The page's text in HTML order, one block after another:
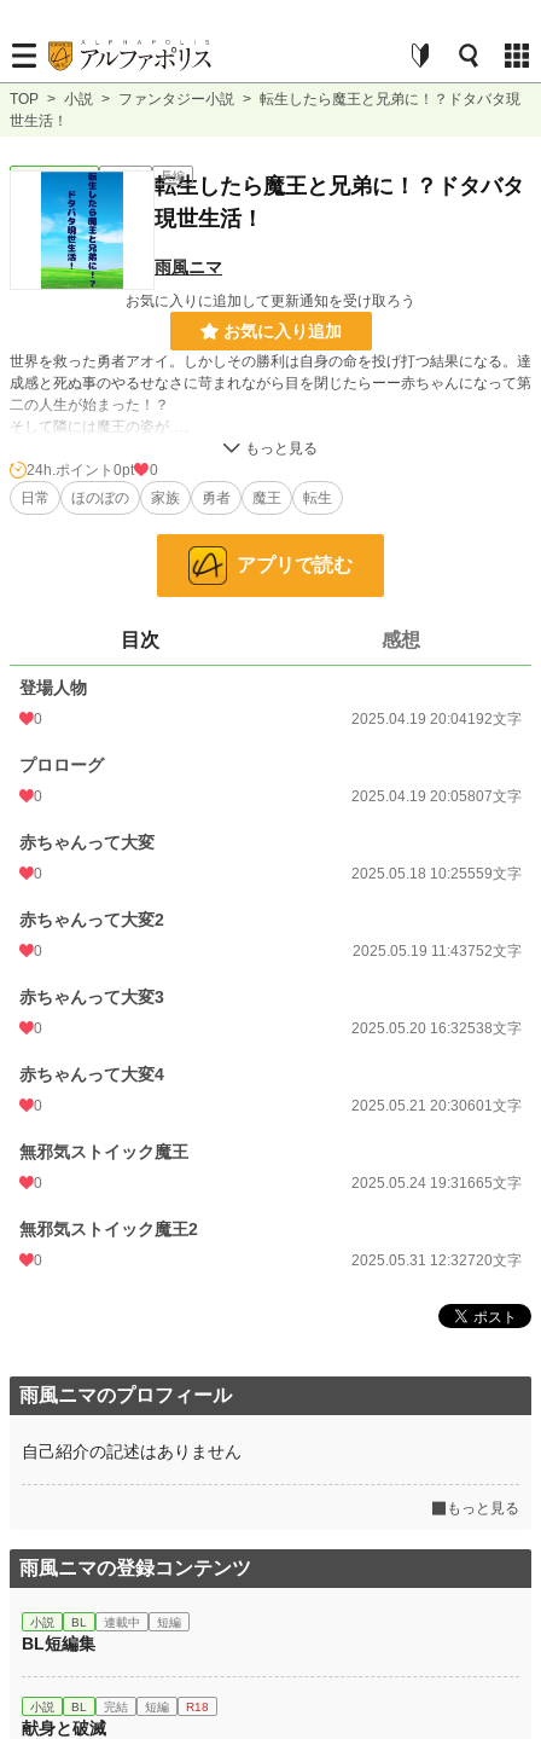
TOP > 小説 > ファンタジー小説 > 転生したら魔王と兄弟に！？ドタバタ現
世生活！
ファンタジー 連載中 長編
転生したら魔王と兄弟に！？ドタバタ
現世生活！
雨風ニマ
お気に入りに追加して更新通知を受け取ろう
お気に入り追加
世界を救った勇者アオイ。しかしその勝利は自身の命を投げ打つ結果になる。達
成感と死ぬ事のやるせなさに苛まれながら目を閉じたらーー赤ちゃんになって第
二の人生が始まった！？
そして隣には魔王の姿が…。
元勇者と元魔王が送る笑いあり涙ありのほのぼのストーリー！
小説 228,878 位 / 228,878 件
53,344 位 / 53,344 件
0 pt
文字数 4,834
更新日時
初回公開日時
週間ポイント
月間ポイント 0 pt (228,878 位)
年間ポイント
累計ポイント 1,828 pt (170,089 位)
24h.ポイント 0pt
0
日常
ほのぼの 家族 勇者 魔王 転生
アプリで読む
目次 感想
登場人物
0 2025.04.19 20:04192文字
プロローグ
0 2025.04.19 20:05807文字
赤ちゃんって大変
0 2025.05.18 10:25559文字
赤ちゃんって大変2
0 2025.05.19 11:43752文字
赤ちゃんって大変3
0 2025.05.20 16:32538文字
赤ちゃんって大変4
0 2025.05.21 20:30601文字
無邪気ストイック魔王
0 2025.05.24 19:31665文字
無邪気ストイック魔王2
0 2025.05.31 12:32720文字
雨風ニマのプロフィール
自己紹介の記述はありません
もっと見る
雨風ニマの登録コンテンツ
小説 BL 連載中 短編
BL短編集
小説 BL 完結 短編 R18
献身と破滅